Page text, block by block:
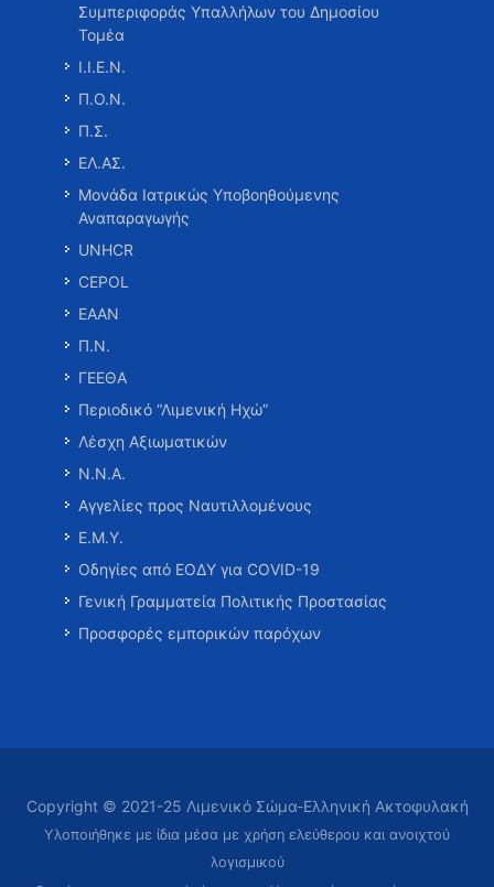
Συμπεριφοράς Υπαλλήλων του Δημοσίου
Τομέα
Ι.Ι.Ε.Ν.
Π.Ο.Ν.
Π.Σ.
ΕΛ.ΑΣ.
Μονάδα Ιατρικώς Υποβοηθούμενης
Αναπαραγωγής
UNHCR
CEPOL
ΕΑΑΝ
Π.Ν.
ΓΕΕΘΑ
Περιοδικό “Λιμενική Ηχώ”
Λέσχη Αξιωματικών
Ν.Ν.Α.
Αγγελίες προς Ναυτιλλομένους
Ε.Μ.Υ.
Οδηγίες από ΕΟΔΥ για COVID-19
Γενική Γραμματεία Πολιτικής Προστασίας
Προσφορές εμπορικών παρόχων
Copyright © 2021-25 Λιμενικό Σώμα-Ελληνική Ακτοφυλακή
Υλοποιήθηκε με ίδια μέσα με χρήση ελεύθερου και ανοιχτού
λογισμικού